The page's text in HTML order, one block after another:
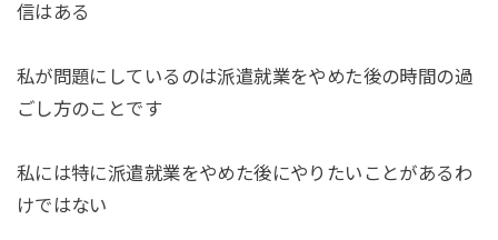
信はある
私が問題にしているのは派遣就業をやめた後の時間の過
ごし方のことです
私には特に派遣就業をやめた後にやりたいことがあるわ
けではない